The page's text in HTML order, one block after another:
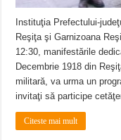
Instituţia Prefectului-
Reşiţa şi Garnizoana
12:30, manifestările
Decembrie 1918 din
militară, va urma un
invitaţi să participe
Citeste mai mult